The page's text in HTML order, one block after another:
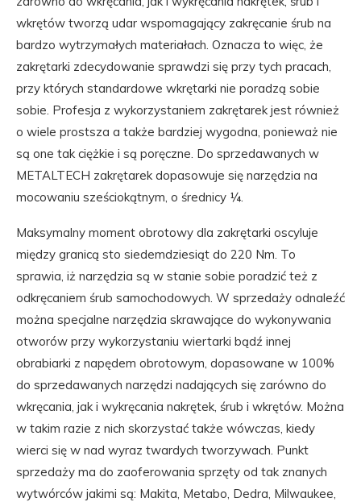
wkrętów tworzą udar wspomagający zakręcanie śrub na
bardzo wytrzymałych materiałach. Oznacza to więc, że
zakrętarki zdecydowanie sprawdzi się przy tych pracach,
przy których standardowe wkrętarki nie poradzą sobie
sobie. Profesja z wykorzystaniem zakrętarek jest również
o wiele prostsza a także bardziej wygodna, ponieważ nie
są one tak ciężkie i są poręczne. Do sprzedawanych w
METALTECH zakrętarek dopasowuje się narzędzia na
mocowaniu sześciokątnym, o średnicy ¼.
Maksymalny moment obrotowy dla zakrętarki oscyluje
między granicą sto siedemdziesiąt do 220 Nm. To
sprawia, iż narzędzia są w stanie sobie poradzić też z
odkręcaniem śrub samochodowych. W sprzedaży odnaleźć
można specjalne narzędzia skrawające do wykonywania
otworów przy wykorzystaniu wiertarki bądź innej
obrabiarki z napędem obrotowym, dopasowane w 100%
do sprzedawanych narzędzi nadających się zarówno do
wkręcania, jak i wykręcania nakrętek, śrub i wkrętów. Można
w takim razie z nich skorzystać także wówczas, kiedy
wierci się w nad wyraz twardych tworzywach. Punkt
sprzedaży ma do zaoferowania sprzęty od tak znanych
wytwórców jakimi są: Makita, Metabo, Dedra, Milwaukee,